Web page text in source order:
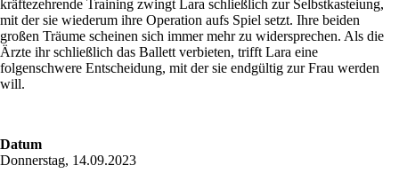
kräftezehrende Training zwingt Lara schließlich zur Selbstkasteiung,
mit der sie wiederum ihre Operation aufs Spiel setzt. Ihre beiden
großen Träume scheinen sich immer mehr zu widersprechen. Als die
Ärzte ihr schließlich das Ballett verbieten, trifft Lara eine
folgenschwere Entscheidung, mit der sie endgültig zur Frau werden
will.
Datum
Donnerstag, 14.09.2023